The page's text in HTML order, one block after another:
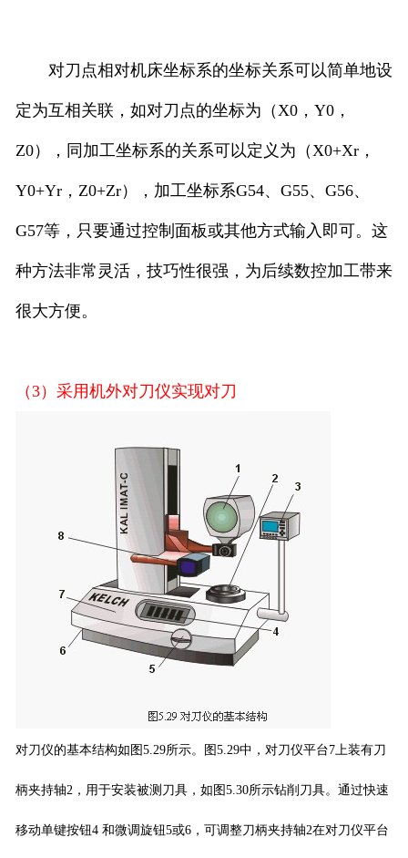
对刀点相对机床坐标系的坐标关系可以简单地设
定为互相关联，如对刀点的坐标为（X0，Y0，
Z0），同加工坐标系的关系可以定义为（X0+Xr，
Y0+Yr，Z0+Zr），加工坐标系G54、G55、G56、
G57等，只要通过控制面板或其他方式输入即可。这
种方法非常灵活，技巧性很强，为后续数控加工带来
很大方便。
（3）采用机外对刀仪实现对刀
对刀仪的基本结构如图5.29所示。图5.29中，对刀仪平台7上装有刀
柄夹持轴2，用于安装被测刀具，如图5.30所示钻削刀具。通过快速
移动单键按钮4 和微调旋钮5或6，可调整刀柄夹持轴2在对刀仪平台